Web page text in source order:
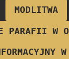
MODLITWA
PARAFII W